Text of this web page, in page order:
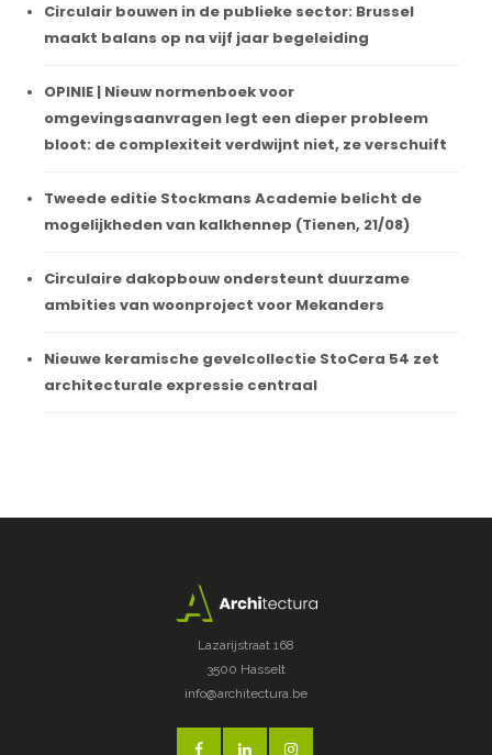
Circulair bouwen in de publieke sector: Brussel
maakt balans op na vijf jaar begeleiding
OPINIE | Nieuw normenboek voor
omgevingsaanvragen legt een dieper probleem
bloot: de complexiteit verdwijnt niet, ze verschuift
Tweede editie Stockmans Academie belicht de
mogelijkheden van kalkhennep (Tienen, 21/08)
Circulaire dakopbouw ondersteunt duurzame
ambities van woonproject voor Mekanders
Nieuwe keramische gevelcollectie StoCera 54 zet
architecturale expressie centraal
Lazarijstraat 168
3500 Hasselt
info@architectura.be